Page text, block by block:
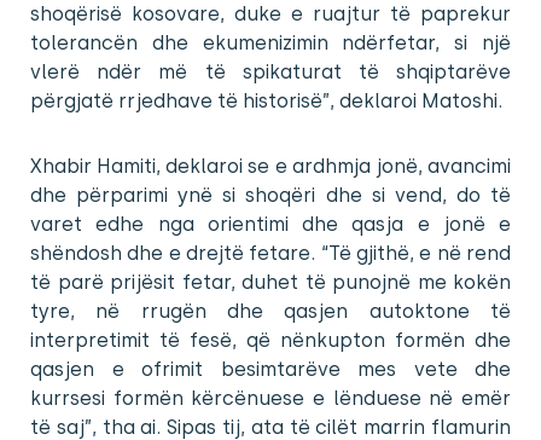
shoqërisë kosovare, duke e ruajtur të paprekur
tolerancën dhe ekumenizimin ndërfetar, si një
vlerë ndër më të spikaturat të shqiptarëve
përgjatë rrjedhave të historisë”, deklaroi Matoshi.
Xhabir Hamiti, deklaroi se e ardhmja jonë, avancimi
dhe përparimi ynë si shoqëri dhe si vend, do të
varet edhe nga orientimi dhe qasja e jonë e
shëndosh dhe e drejtë fetare. “Të gjithë, e në rend
të parë prijësit fetar, duhet të punojnë me kokën
tyre, në rrugën dhe qasjen autoktone të
interpretimit të fesë, që nënkupton formën dhe
qasjen e ofrimit besimtarëve mes vete dhe
kurrsesi formën kërcënuese e lënduese në emër
të saj”, tha ai. Sipas tij, ata të cilët marrin flamurin